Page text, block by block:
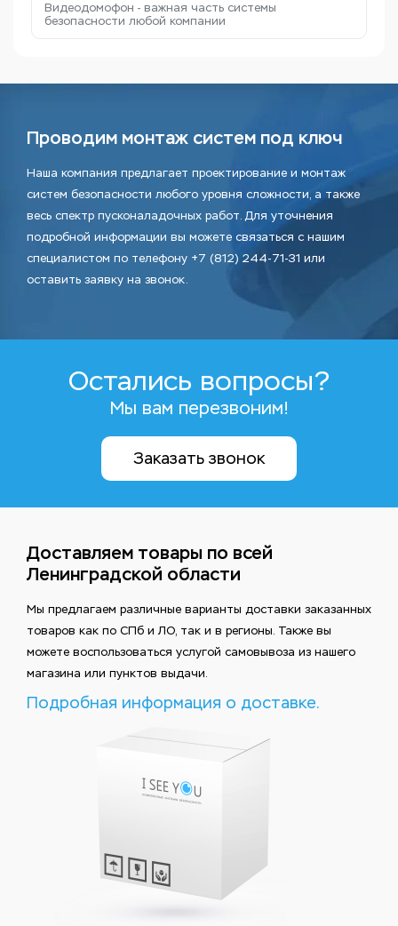
Видеодомофон - важная часть системы
безопасности любой компании
Проводим монтаж систем под ключ
Наша компания предлагает проектирование и монтаж
систем безопасности любого уровня сложности, а также
весь спектр пусконаладочных работ. Для уточнения
подробной информации вы можете связаться с нашим
специалистом по телефону +7 (812) 244-71-31 или
оставить заявку на звонок.
Остались вопросы?
Мы вам перезвоним!
Заказать звонок
Доставляем товары по всей
Ленинградской области
Мы предлагаем различные варианты доставки заказанных
товаров как по СПб и ЛО, так и в регионы. Также вы
можете воспользоваться услугой самовывоза из нашего
магазина или пунктов выдачи.
Подробная информация о доставке.